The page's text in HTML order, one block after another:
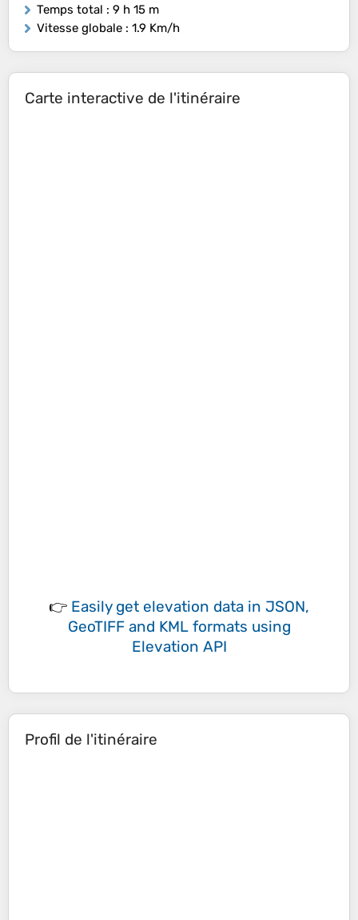
Temps total : 9 h 15 m
Vitesse globale : 1.9 Km/h
Carte interactive de l'itinéraire
👉 Easily get elevation data in JSON,
GeoTIFF and KML formats using
Elevation API
Profil de l'itinéraire